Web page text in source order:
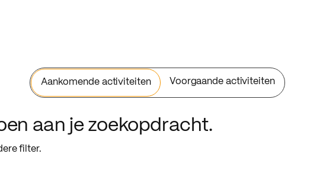
Aankomende activiteiten Voorgaande activiteiten
aan je zoekopdracht.
filter.